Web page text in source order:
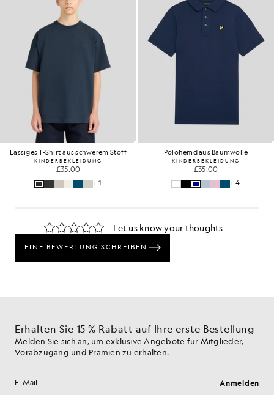
Lässiges T-Shirt aus schwerem Stoff
KINDERBEKLEIDUNG
£35.00
+1
Polohemd aus Baumwolle
KINDERBEKLEIDUNG
£35.00
+4
Erhalten Sie 15 % Rabatt auf Ihre erste Bestellung
Melden Sie sich an, um exklusive Angebote für Mitglieder,
Vorabzugang und Prämien zu erhalten.
E-Mail-Adresse Anmelden